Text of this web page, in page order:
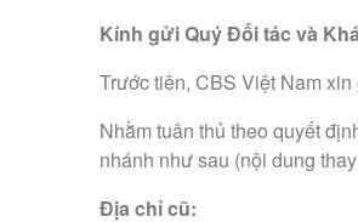
Kính gửi Quý Đối tác và
Trước tiên, CBS Việt Nam
Nhằm tuân thủ theo quyết
nhánh như sau (nội dung
Địa chỉ cũ: